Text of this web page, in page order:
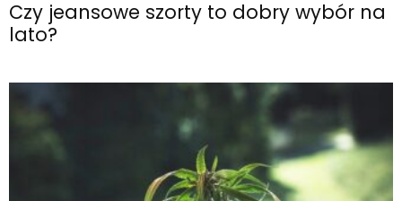
Czy jeansowe szorty to dobry wybór na
lato?